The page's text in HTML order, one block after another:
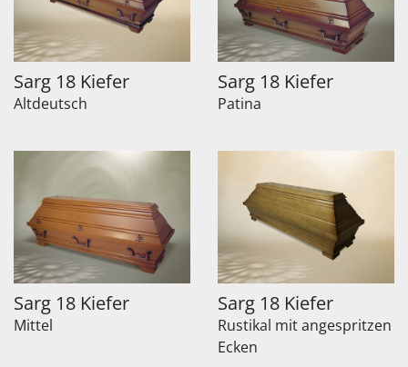
Sarg 18 Kiefer
Altdeutsch
Sarg 18 Kiefer
Patina
Sarg 18 Kiefer
Mittel
Sarg 18 Kiefer
Rustikal mit angespritzen
Ecken